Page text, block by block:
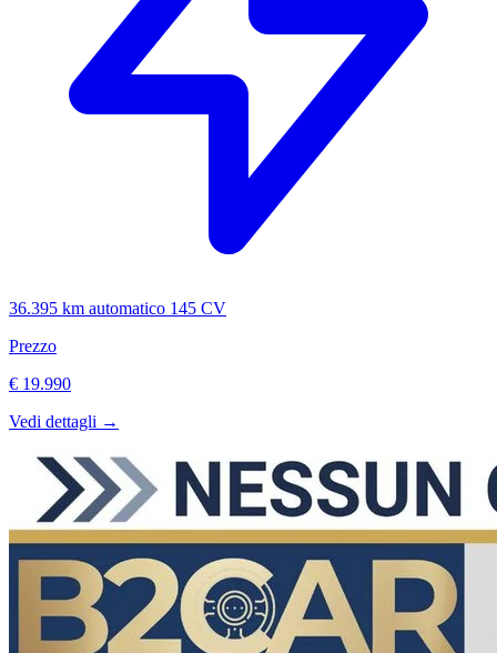
36.395 km automatico 145 CV
Prezzo
€ 19.990
Vedi dettagli →